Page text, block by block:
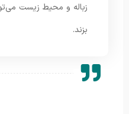
زباله و محیط زیست
بزند.